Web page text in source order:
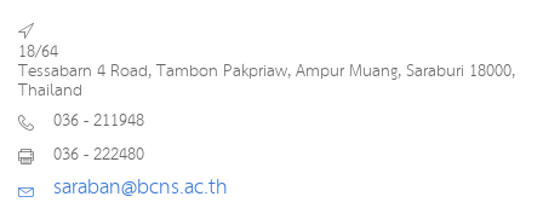
18/64
Tessabarn 4 Road, Tambon Pakpriaw, Ampur Muang, Saraburi 18000,
Thailand
036 - 211948
036 - 222480
saraban@bcns.ac.th